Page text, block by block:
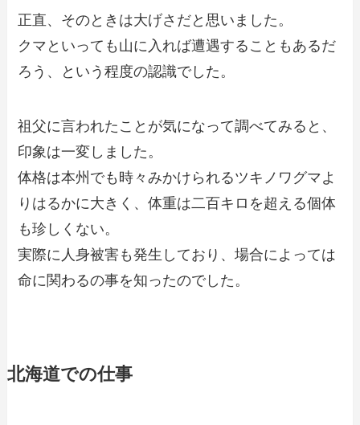
正直、そのときは大げさだと思いました。
クマといっても山に入れば遭遇することもあるだ
ろう、という程度の認識でした。
祖父に言われたことが気になって調べてみると、
印象は一変しました。
体格は本州でも時々みかけられるツキノワグマよ
りはるかに大きく、体重は二百キロを超える個体
も珍しくない。
実際に人身被害も発生しており、場合によっては
命に関わるの事を知ったのでした。
北海道での仕事